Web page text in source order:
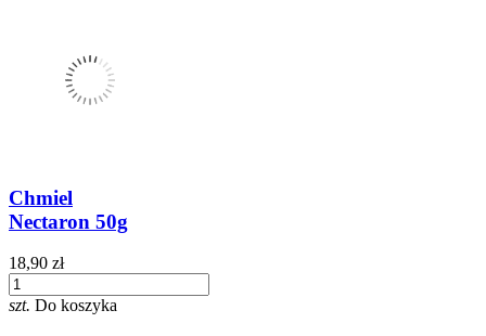
Chmiel
Nectaron 50g
18,90 zł
szt. Do koszyka